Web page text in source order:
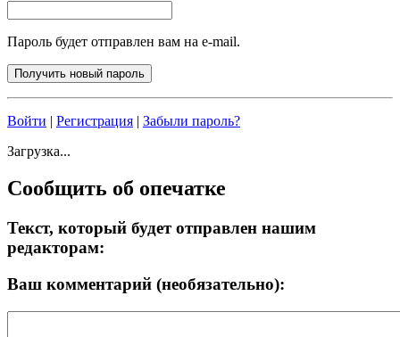
Пароль будет отправлен вам на e-mail.
Войти | Регистрация | Забыли пароль?
Загрузка...
Сообщить об опечатке
Текст, который будет отправлен нашим
редакторам:
Ваш комментарий (необязательно):